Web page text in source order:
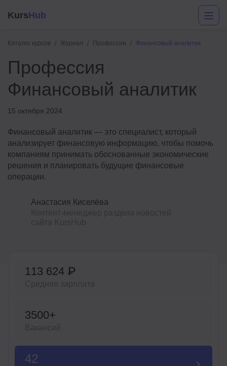
KursHub
Каталог курсов Журнал Профессии Финансовый аналитик
Профессия
Финансовый аналитик
15 октября 2024
Финансовый аналитик — это специалист, который
анализирует финансовую информацию, чтобы помочь
компаниям принимать обоснованные экономические
решения и планировать будущие финансовые
операции.
Анастасия Киселёва
113 624 ₽
3500+
42
Разработка
Маркетинг
Дизайн
Аналитика